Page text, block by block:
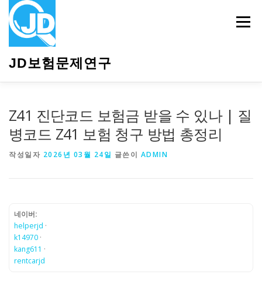
JD보험문제연구
메뉴
Z41 진단코드 보험금 받을 수 있나 | 질
병코드 Z41 보험 청구 방법 총정리
작성일자 2026년 03월 24일 글쓴이 ADMIN
네이버:
helperjd ·
k14970 ·
kang611 ·
rentcarjd